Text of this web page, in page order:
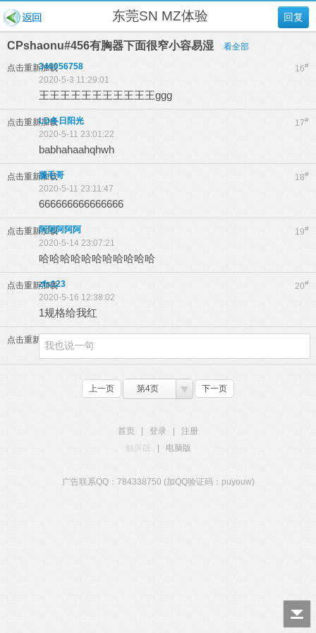
回复
东莞SN MZ体验
CPshaonu#456有胸器下面很窄小容易湿 看全部
点击重新加载 16#
346056758
2020-5-3 11:29:01
王王王王王王王王王王王ggg
点击重新加载 17#
LD冬日阳光
2020-5-11 23:01:22
babhahaahqhwh
点击重新加载 18#
腿毛哥
2020-5-11 23:11:47
666666666666666
点击重新加载 19#
阿阿阿阿阿
2020-5-14 23:07:21
哈哈哈哈哈哈哈哈哈哈哈
点击重新加载 20#
zfs123
2020-5-16 12:38:02
1规格给我红
点击重新加载
上一页 第4页 下一页
首页 登录
注册
触屏版
电脑版
广告联系QQ：784338750 (加QQ验证码：puyouw)